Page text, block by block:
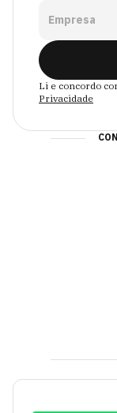
Empresa
Li e concordo
Privacidade